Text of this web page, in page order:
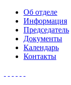
Об отделе
Информация
Председатель
Документы
Календарь
Контакты